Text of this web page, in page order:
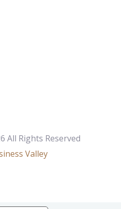
All Rights Reserved
Valley